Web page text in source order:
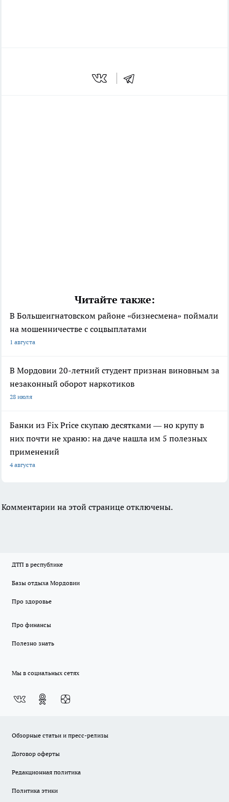
Читайте также:
В Большеигнатовском районе «бизнесмена» поймали
на мошенничестве с соцвыплатами
1 августа
В Мордовии 20-летний студент признан виновным за
незаконный оборот наркотиков
28 июля
Банки из Fix Price скупаю десятками — но крупу в
них почти не храню: на даче нашла им 5 полезных
применений
4 августа
Комментарии на этой странице отключены.
ДТП в республике
Базы отдыха Мордовии
Про здоровье
Про финансы
Полезно знать
Мы в социальных сетях
Обзорные статьи и пресс-релизы
Договор оферты
Редакционная политика
Политика этики